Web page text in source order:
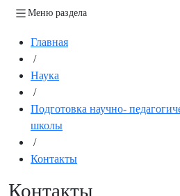
Меню раздела
Главная
/
Наука
/
Подготовка научно-
школы
/
Контакты
Контакты